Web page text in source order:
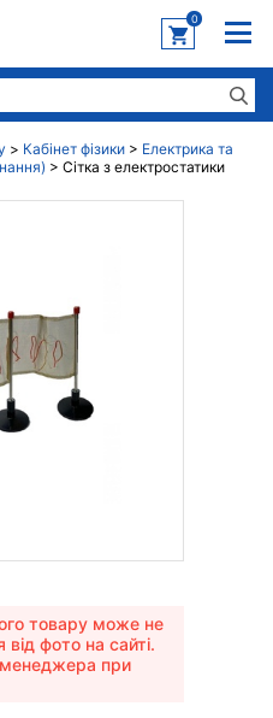
0
> Кабінет фізики > Електрика та
> Сітка з електростатики
товару може не
від фото на сайті.
при